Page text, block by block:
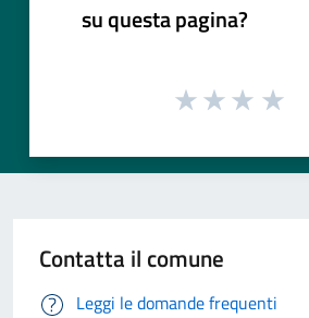
su questa pagina?
Contatta il comune
Leggi le domande frequenti